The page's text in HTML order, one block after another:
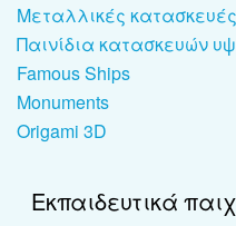
Μεταλλικές κατασκευές
Παινίδια κατασκευών
Famous Ships
Monuments
Origami 3D
Εκπαιδευτικά